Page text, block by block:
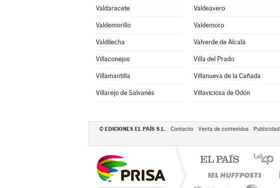
Valdaracete Valdeavero
Valdemorillo Valdemoro
Valdilecha Valverde de Alcalá
Villaconejos Villa del Prado
Villamantilla Villanueva de la Cañada
Villarejo de Salvanés Villaviciosa de Odón
© EDICIONES EL PAÍS S.L. Contacto Venta de contenidos Publicidad